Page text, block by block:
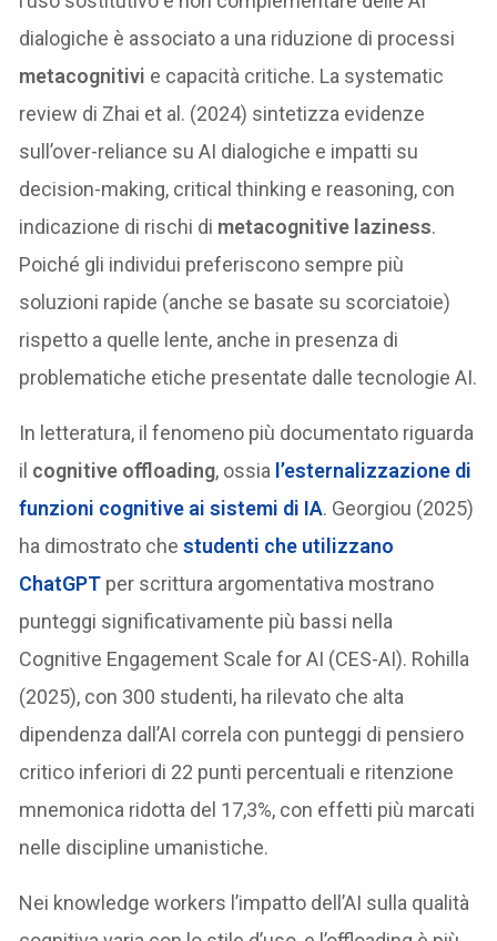
dialogiche è associato a una riduzione di processi
metacognitivi e capacità critiche. La systematic
review di Zhai et al. (2024) sintetizza evidenze
sull’over-reliance su AI dialogiche e impatti su
decision-making, critical thinking e reasoning, con
indicazione di rischi di metacognitive laziness.
Poiché gli individui preferiscono sempre più
soluzioni rapide (anche se basate su scorciatoie)
rispetto a quelle lente, anche in presenza di
problematiche etiche presentate dalle tecnologie AI.
In letteratura, il fenomeno più documentato riguarda
il cognitive offloading, ossia l’esternalizzazione di
funzioni cognitive ai sistemi di IA. Georgiou (2025)
ha dimostrato chestudenti che utilizzano
ChatGPT per scrittura argomentativa mostrano
punteggi significativamente più bassi nella
Cognitive Engagement Scale for AI (CES-AI). Rohilla
(2025), con 300 studenti, ha rilevato che alta
dipendenza dall’AI correla con punteggi di pensiero
critico inferiori di 22 punti percentuali e ritenzione
mnemonica ridotta del 17,3%, con effetti più marcati
nelle discipline umanistiche.
Nei knowledge workers l’impatto dell’AI sulla qualità